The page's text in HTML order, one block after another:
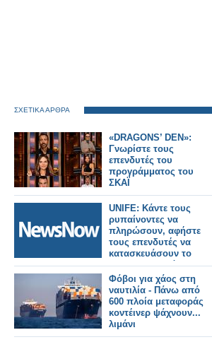
ΣΧΕΤΙΚΑ ΑΡΘΡΑ
«DRAGONS’ DEN»:
Γνωρίστε τους
επενδυτές του
προγράμματος του
ΣΚΑΪ
UNIFE: Κάντε τους
ρυπαίνοντες να
πληρώσουν, αφήστε
τους επενδυτές να
κατασκευάσουν το
σιδηροδρομικό
δίκτυο υψηλής
ταχύτητας της
Ευρώπης αξίας 345
δισεκατομμυρίων
ευρώ.
Φόβοι για χάος στη
ναυτιλία - Πάνω από
600 πλοία μεταφοράς
κοντέινερ ψάχνουν...
λιμάνι